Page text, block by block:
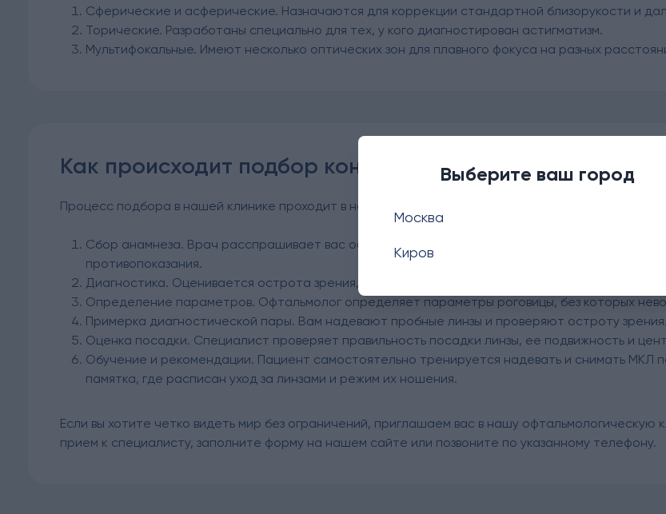
Сферические и асферические. Назначаются для коррекции стандартной близорукости и
Торические. Разработаны специально для тех, у кого диагностирован астигматизм.
Мультифокальные. Имеют несколько оптических зон для плавного фокуса на разных
Как происходит подбор контактных линз
Процесс подбора в нашей клинике проходит в несколько последовательных этапов:
Сбор анамнеза. Врач расспрашивает вас об условиях работы, хобби, перенесенных
противопоказания.
Диагностика. Оценивается острота зрения, проводятся авторефрактометрия и
Определение параметров. Офтальмолог определяет параметры роговицы, без которых
Примерка диагностической пары. Вам надевают пробные линзы и проверяют остроту зрения.
Оценка посадки. Специалист проверяет правильность посадки линзы, ее подвижность и
Обучение и рекомендации. Пациент самостоятельно тренируется надевать и снимать МКЛ
памятка, где расписан уход за линзами и режим их ношения.
Если вы хотите четко видеть мир без ограничений, приглашаем вас в нашу офтальмологическую
прием к специалисту, заполните форму на нашем сайте или позвоните по указанному телефону.
Выберите ваш город
Москва
Киров